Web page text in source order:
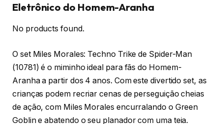
Eletrônico do Homem-Aranha
No products found.
O set Miles Morales: Techno Trike de Spider-Man
(10781) é o miminho ideal para fãs do Homem-
Aranha a partir dos 4 anos. Com este divertido set, as
crianças podem recriar cenas de perseguição cheias
de ação, com Miles Morales encurralando o Green
Goblin e abatendo o seu planador com uma teia.